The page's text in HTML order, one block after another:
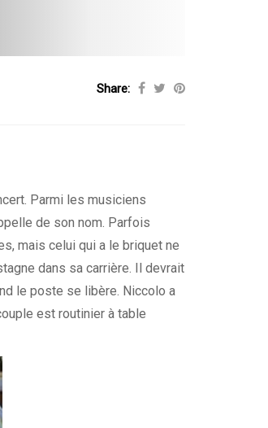
Share:
Parmi les musiciens
de son nom. Parfois
mais celui qui a le briquet ne
dans sa carrière. Il devrait
le poste se libère. Niccolo a
est routinier à table